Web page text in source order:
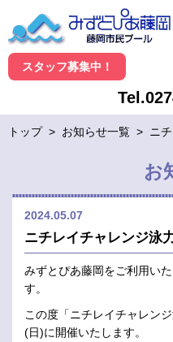
スタッフ募集中！
トップ > お知らせ一覧 > ニ
お
2024.05.07
ニチレイチャレンジ泳
みずとぴあ藤岡をご利用い
す。
この度「ニチレイチャレン
(日)に開催いたします。